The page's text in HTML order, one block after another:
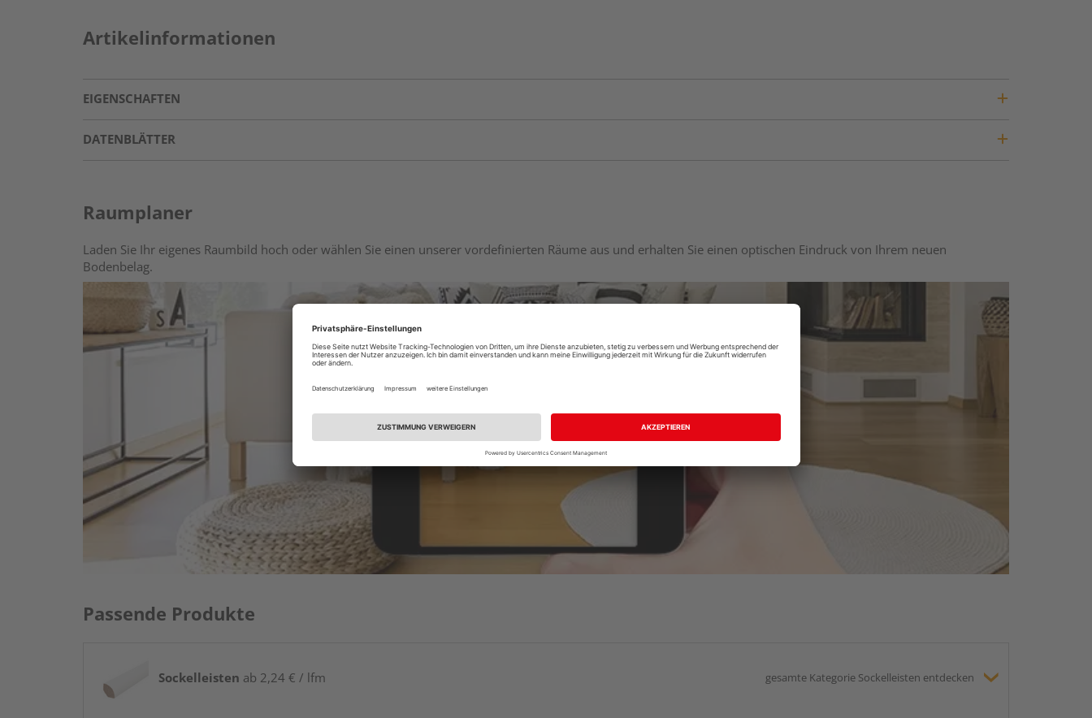
Artikelinformationen
EIGENSCHAFTEN
DATENBLÄTTER
Raumplaner
Laden Sie Ihr eigenes Raumbild hoch oder wählen Sie einen unserer vordefinierten Räume aus und erhalten Sie einen optischen Eindruck von Ihrem neuen
Bodenbelag.
Passende Produkte
Sockelleisten ab 2,24 € / lfm gesamte Kategorie Sockelleisten entdecken